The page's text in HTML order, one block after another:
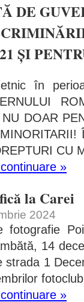
DE
ȘI
în
DOAR
CU
»
la Carei
2024
fotografie
14
1
»